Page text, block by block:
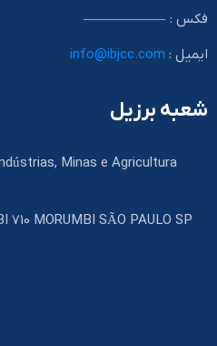
فکس : ——————
ایمیل : info@ibjcc.com
شعبه برزیل
Minas e Agricultura
710 MORUMBI SÃO PAULO SP